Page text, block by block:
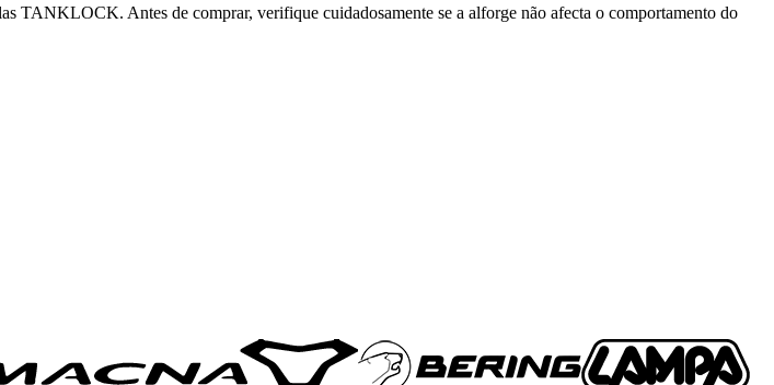
TANKLOCK. Antes de comprar, verifique cuidadosamente se a alforge não afecta o comportamento do